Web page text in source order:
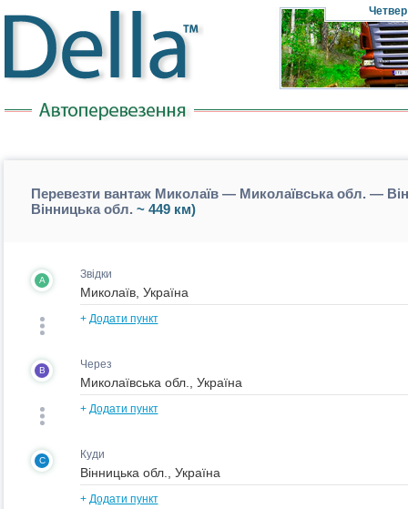
Четвер
Перевезти вантаж Миколаїв — Миколаївська обл. —
Вінницька обл. ~ 449 км)
A Звідки
+ Додати пункт
B Через
+ Додати пункт
C Куди
+ Додати пункт